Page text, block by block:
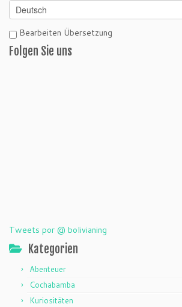
Bearbeiten Übersetzung
Folgen Sie uns
Tweets por @ bolivianing
Kategorien
Abenteuer
Cochabamba
Kuriositäten